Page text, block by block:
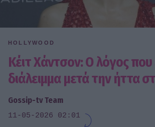
HOLLYWOOD
Κέιτ Χάντσον: Ο λόγος
διάλειμμα μετά την ήττα
Gossip-tv Team
11-05-2026 02:01